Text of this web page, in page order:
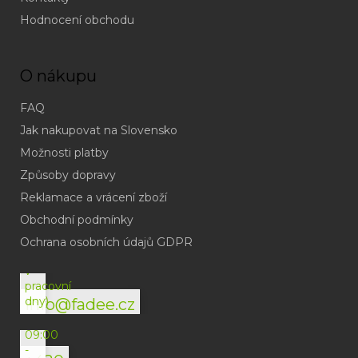
Hodnocení obchodu
O nákupu
FAQ
Jak nakupovat na Slovensko
Možnosti platby
Způsoby dopravy
Reklamace a vrácení zboží
Obchodní podmínky
Ochrana osobních údajů GDPR
info@fadee.cz
(odpověď
do
v
pracovní
dny)
(Po-
09:00
-